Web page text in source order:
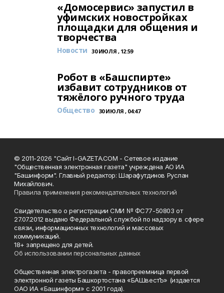
«Домосервис» запустил в
уфимских новостройках
площадки для общения и
творчества
Новости 30 ИЮЛЯ , 12:59
Робот в «Башспирте»
избавит сотрудников от
тяжёлого ручного труда
Общество 30 ИЮЛЯ , 04:47
© 2011-2026 "Сайт I-GAZETA.COM - Сетевое издание
"Общественная электронная газета" учреждена АО ИА
"Башинформ". Главный редактор: Шарафутдинов Руслан
Михайлович.
Правила применения рекомендательных технологий
Свидетельство о регистрации СМИ № ФС77-50803 от
27.07.2012 выдано Федеральной службой по надзору в сфере
связи, информационных технологий и массовых
коммуникаций.
18+ запрещено для детей.
Об использовании персональных данных
Общественная электрогазета - правопреемница первой
электронной газеты Башкортостана «БАШвестЪ» (издается
ОАО ИА «Башинформ» с 2001 года).